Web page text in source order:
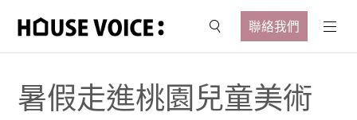
聯絡我們
暑假走進桃園兒童美術